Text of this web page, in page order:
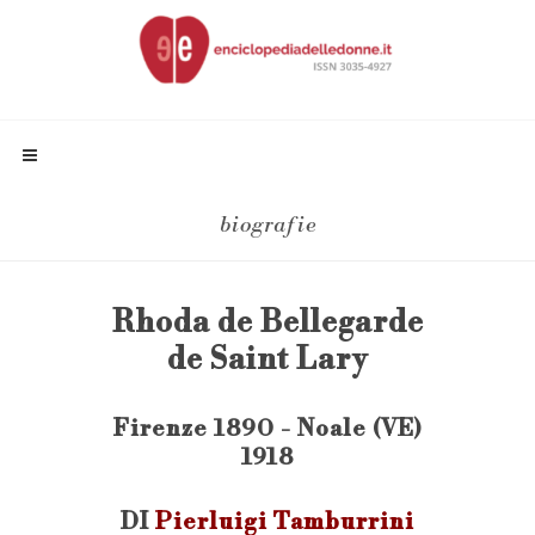
biografie
Rhoda de Bellegarde
de Saint Lary
Firenze 1890 - Noale (VE)
1918
DI Pierluigi Tamburrini